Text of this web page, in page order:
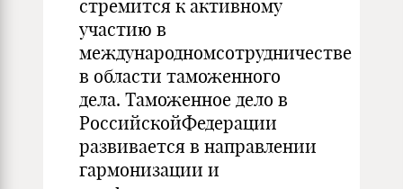
стремится к активному
участию в
международномсотрудничестве
в области таможенного
дела. Таможенное дело в
РоссийскойФедерации
развивается в направлении
гармонизации и